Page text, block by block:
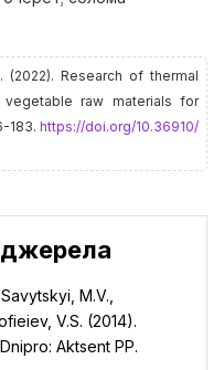
(2022). Research of thermal
raw materials for
183.https://doi.org/10.36910/
джерела
M.V.,
V.S. (2014).
Aktsent PP.